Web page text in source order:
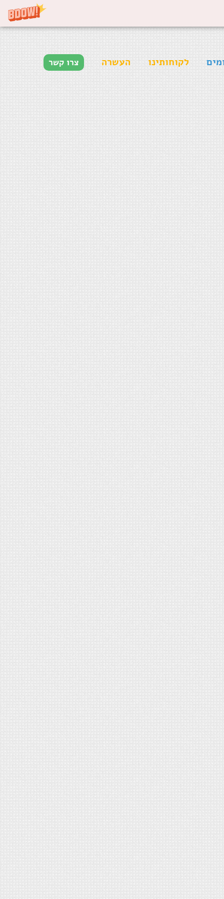
לקוחותינו העשרה צרו קשר